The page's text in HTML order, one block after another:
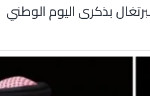
بذكرى اليوم الوطني